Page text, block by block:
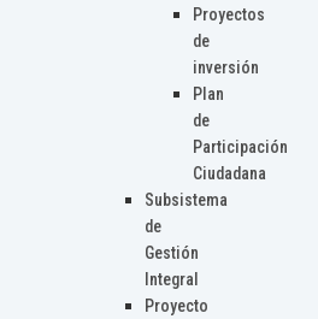
Proyectos
de
inversión
Plan
de
Participación
Ciudadana
Subsistema
de
Gestión
Integral
Proyecto